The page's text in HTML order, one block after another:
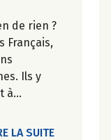
de rien ?
Français,
Ils y
à
LA SUITEDE